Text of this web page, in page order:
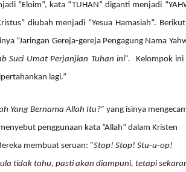
“Eloim”, kata “TUHAN” diganti menjadi
diubah menjadi “Yesua Hamasiah”.
“Jaringan Gereja-gereja Pengagung Nama
Suci Umat Perjanjian Tuhan ini”.
Kelompok ini
lagi.”
Yang Bernama Allah Itu?” yang isinya
penggunaan kata ”Allah” dalam Kristen
membuat seruan: ”Stop! Stop! Stu-u-op!
tidak tahu, pasti akan diampuni, tetapi